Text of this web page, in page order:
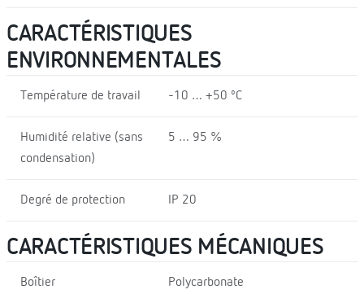
CARACTÉRISTIQUES
ENVIRONNEMENTALES
Température de travail -10 … +50 ºC
Humidité relative (sans
condensation)
5 … 95 %
Degré de protection IP 20
CARACTÉRISTIQUES MÉCANIQUES
Boîtier Polycarbonate